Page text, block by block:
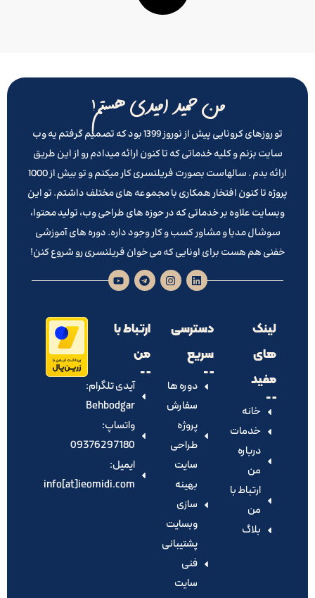
من حمید امیدی هستم!
تو روزهای کرونایی پیش از نوروز 1399 بود که تصمیم گرفتم یه وب
سایت بزنم و کلیه خدماتی که تا کنون ارائه میدادم رو از این طریق
ارائه بدم . سالهاست بصورت فریلنسری کار میکنم و تو بیش از 1000
پروژه تا کنون افتخار همکاری با مجموعه های مختلف داشتم. تو این
وبسایت علاوه بر خدماتی که در حوزه های طراحی وب، تولید محتوا،
سوشال مدیا و مشاور کسب و کار وجود داره. دوره های آموزشی
خفنی هم هست برای اونایی که می خوان فریلنسری رو شروع کنن!
لینک
های
مفید
خانه
خدمات
درباره
من
ارتباط با
من
بلاگ
دسترسی
سریع
دوره ها
سفارش
پروژه
طراحی
سایت
بهینه
سازی
وبسایت
پشتیبانی
فنی
سایت
ارتباط با
من
آیدی تلگرام:‌
Behbodgar
واتساپ:
09376297180
ایمیل:
info[at]ieomidi.com